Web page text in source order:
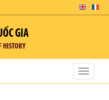
GIA
HISTORY
Toggle